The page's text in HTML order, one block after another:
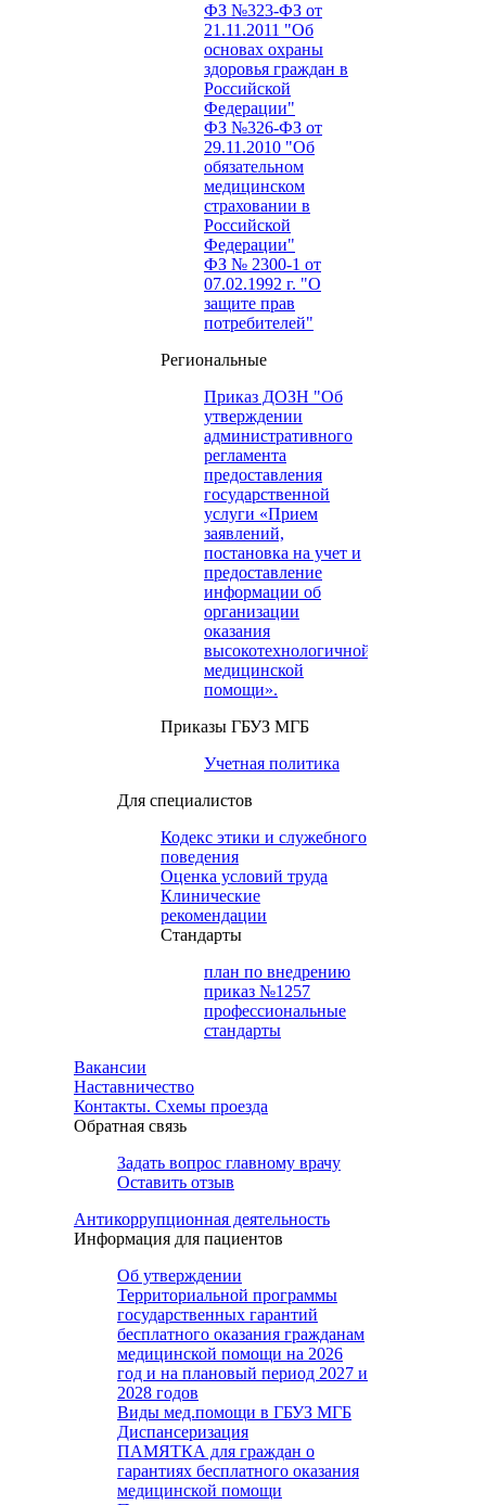
ФЗ №323-ФЗ от
21.11.2011 "Об
основах охраны
здоровья граждан в
Российской
Федерации"
ФЗ №326-ФЗ от
29.11.2010 "Об
обязательном
медицинском
страховании в
Российской
Федерации"
ФЗ № 2300-1 от
07.02.1992 г. "О
защите прав
потребителей"
Региональные
Приказ ДОЗН "Об
утверждении
административного
регламента
предоставления
государственной
услуги «Прием
заявлений,
постановка на учет и
предоставление
информации об
организации
оказания
высокотехнологичной
медицинской
помощи».
Приказы ГБУЗ МГБ
Учетная политика
Для специалистов
Кодекс этики и служебного
поведения
Оценка условий труда
Клинические
рекомендации
Cтандарты
план по внедрению
приказ №1257
профессиональные
стандарты
Вакансии
Наставничество
Контакты. Схемы проезда
Обратная связь
Задать вопрос главному врачу
Оставить отзыв
Антикоррупционная деятельность
Информация для пациентов
Об утверждении
Территориальной программы
государственных гарантий
бесплатного оказания гражданам
медицинской помощи на 2026
год и на плановый период 2027 и
2028 годов
Виды мед.помощи в ГБУЗ МГБ
Диспансеризация
ПАМЯТКА для граждан о
гарантиях бесплатного оказания
медицинской помощи